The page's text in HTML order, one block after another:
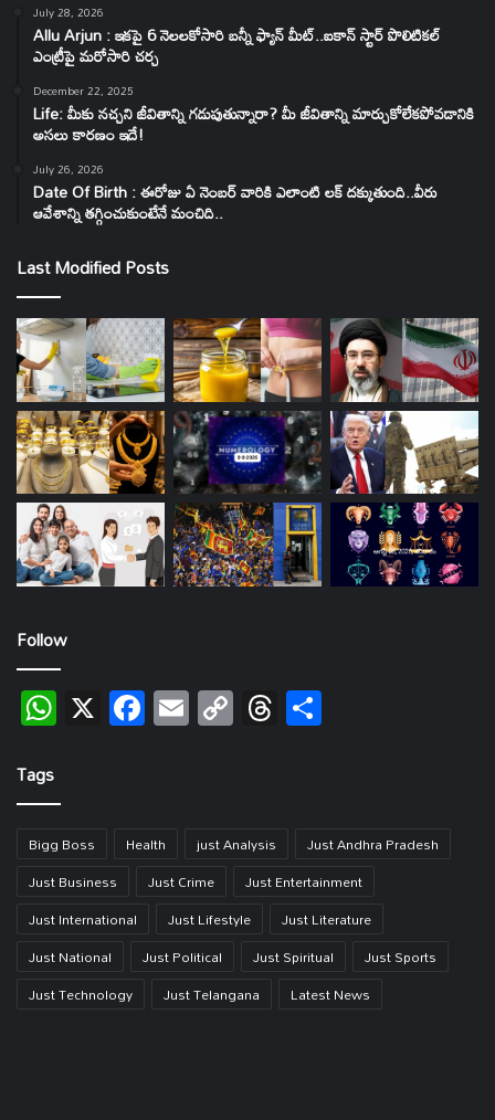
July 28, 2026
Allu Arjun : ఇకపై 6 నెలలకోసారి బన్నీ ఫ్యాన్ మీట్..ఐకాన్ స్టార్ పొలిటికల్
ఎంట్రీపై మరోసారి చర్చ
December 22, 2025
Life: మీకు నచ్చని జీవితాన్ని గడుపుతున్నారా? మీ జీవితాన్ని మార్చుకోలేకపోవడానికి
అసలు కారణం ఇదే!
July 26, 2026
Date Of Birth : ఈరోజు ఏ నెంబర్ వారికి ఎలాంటి లక్ దక్కుతుంది..వీరు
ఆవేశాన్ని తగ్గించుకుంటేనే మంచిది..
Last Modified Posts
Follow
WhatsApp
X Facebook
EmailCopy
Link
Threads
Tags
Bigg Boss Health just Analysis
Just Andhra Pradesh
Just Business
Just Crime
Just Entertainment
Just International
Just Lifestyle
Just Literature
Just National
Just Political Just Spiritual
Just Sports
Just Technology
Just Telangana Latest News